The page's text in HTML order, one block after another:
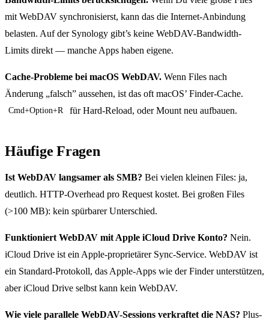
mit WebDAV synchronisierst, kann das die Internet-Anbindung
belasten. Auf der Synology gibt’s keine WebDAV-Bandwidth-
Limits direkt — manche Apps haben eigene.
Cache-Probleme bei macOS WebDAV. Wenn Files nach
Änderung „falsch” aussehen, ist das oft macOS’ Finder-Cache.
Cmd+Option+R für Hard-Reload, oder Mount neu aufbauen.
Häufige Fragen
Ist WebDAV langsamer als SMB? Bei vielen kleinen Files: ja,
deutlich. HTTP-Overhead pro Request kostet. Bei großen Files
(>100 MB): kein spürbarer Unterschied.
Funktioniert WebDAV mit Apple iCloud Drive Konto? Nein.
iCloud Drive ist ein Apple-proprietärer Sync-Service. WebDAV ist
ein Standard-Protokoll, das Apple-Apps wie der Finder unterstützen,
aber iCloud Drive selbst kann kein WebDAV.
Wie viele parallele WebDAV-Sessions verkraftet die NAS? Plus-